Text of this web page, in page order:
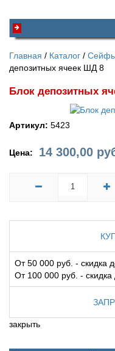
Главная Каталог
депозитных ячеек ШД 8
Блок депозитных
Артикул: 5423
Цена: 14 300,00
От 50 000 руб. - скидка
От 100 000 руб. - скидка
закрыть